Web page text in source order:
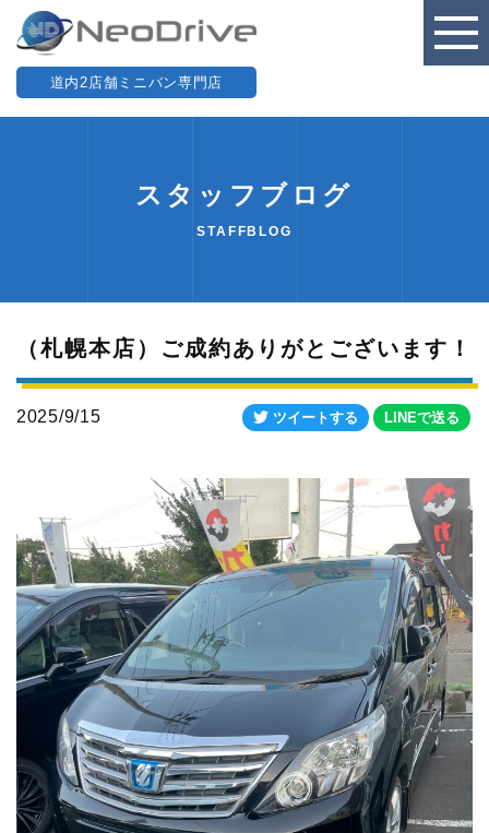
道内2店舗ミニバン専門店
スタッフブログ
STAFFBLOG
（札幌本店）ご成約ありがとございます！
2025/9/15 ツイートする LINEで送る